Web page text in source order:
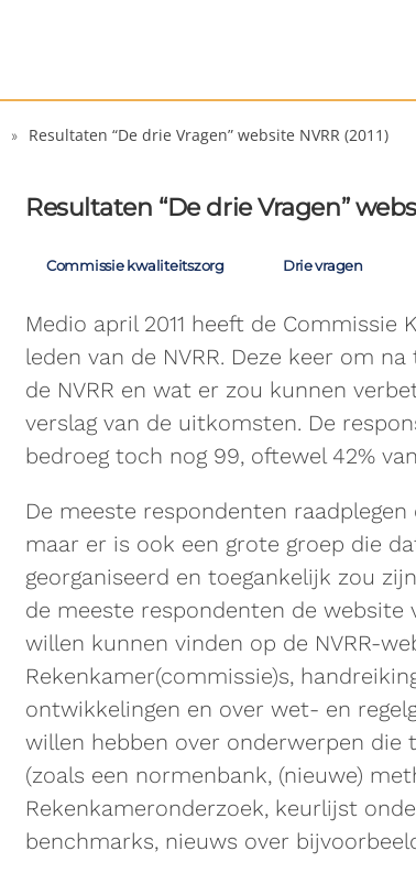
Resultaten “De drie Vragen” website NVRR (2011)
Resultaten “De drie Vragen”
Commissie kwaliteitszorg Drie vragen
Medio april 2011 heeft de
leden van de NVRR. Deze keer om
de NVRR en wat er zou kunnen
verslag van de uitkomsten. De
bedroeg toch nog 99, oftewel 42%
De meeste respondenten
maar er is ook een grote groep die
georganiseerd en toegankelijk zou
de meeste respondenten de website
willen kunnen vinden op de NVRR-
Rekenkamer(commissie)s,
ontwikkelingen en over wet- en
willen hebben over onderwerpen
(zoals een normenbank, (nieuwe)
Rekenkameronderzoek, keurlijst
benchmarks, nieuws over